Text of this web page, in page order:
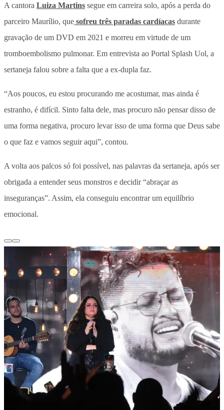
A cantora Luiza Martins segue em carreira solo, após a perda do
parceiro Maurílio, que sofreu três paradas cardíacas durante
gravação de um DVD em 2021 e morreu em virtude de um
tromboembolismo pulmonar. Em entrevista ao Portal Splash Uol, a
sertaneja falou sobre a falta que a ex-dupla faz.
“Aos poucos, eu estou procurando me acostumar, mas ainda é
estranho, é difícil. Sinto falta dele, mas procuro não pensar disso de
uma forma negativa, procuro levar isso de uma forma que Deus sabe
o que faz e vamos seguir aqui”, contou.
A volta aos palcos só foi possível, nas palavras da sertaneja, após ser
obrigada a entender seus monstros e decidir “abraçar as
inseguranças”. Assim, ela conseguiu encontrar um equilíbrio
emocional.